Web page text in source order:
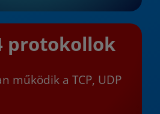
protokollok
működik a TCP, UDP